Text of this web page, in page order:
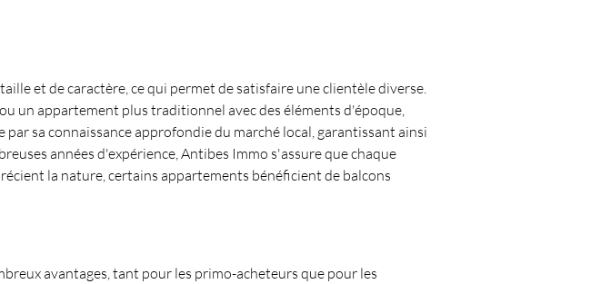
et de caractère, ce qui permet de satisfaire une clientèle diverse.
un appartement plus traditionnel avec des éléments d'époque,
sa connaissance approfondie du marché local, garantissant ainsi
années d'expérience, Antibes Immo s'assure que chaque
la nature, certains appartements bénéficient de balcons
avantages, tant pour les primo-acheteurs que pour les